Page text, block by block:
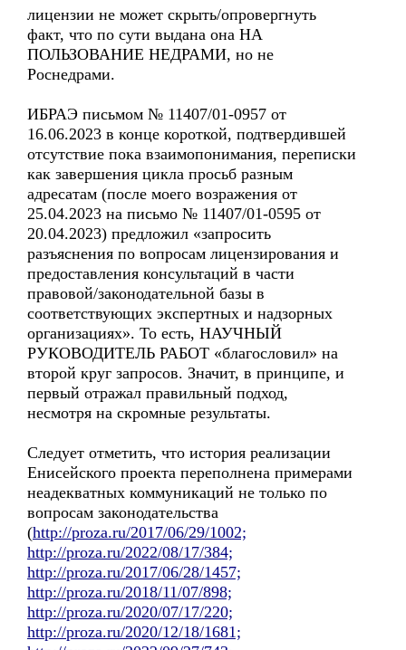
лицензии не может скрыть/опровергнуть
факт, что по сути выдана она НА
ПОЛЬЗОВАНИЕ НЕДРАМИ, но не
Роснедрами.
ИБРАЭ письмом № 11407/01-0957 от
16.06.2023 в конце короткой, подтвердившей
отсутствие пока взаимопонимания, переписки
как завершения цикла просьб разным
адресатам (после моего возражения от
25.04.2023 на письмо № 11407/01-0595 от
20.04.2023) предложил «запросить
разъяснения по вопросам лицензирования и
предоставления консультаций в части
правовой/законодательной базы в
соответствующих экспертных и надзорных
организациях». То есть, НАУЧНЫЙ
РУКОВОДИТЕЛЬ РАБОТ «благословил» на
второй круг запросов. Значит, в принципе, и
первый отражал правильный подход,
несмотря на скромные результаты.
Следует отметить, что история реализации
Енисейского проекта переполнена примерами
неадекватных коммуникаций не только по
вопросам законодательства
(http://proza.ru/2017/06/29/1002;
http://proza.ru/2022/08/17/384;
http://proza.ru/2017/06/28/1457;
http://proza.ru/2018/11/07/898;
http://proza.ru/2020/07/17/220;
http://proza.ru/2020/12/18/1681;